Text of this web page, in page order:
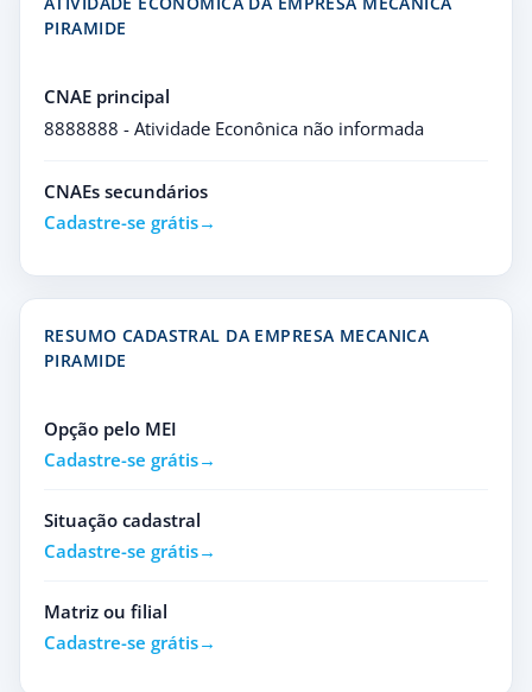
PIRAMIDE
CNAE principal
8888888 - Atividade Econônica não informada
CNAEs secundários
Cadastre-se grátis
RESUMO CADASTRAL DA EMPRESA MECANICA
PIRAMIDE
Opção pelo MEI
Cadastre-se grátis
Situação cadastral
Cadastre-se grátis
Matriz ou filial
Cadastre-se grátis